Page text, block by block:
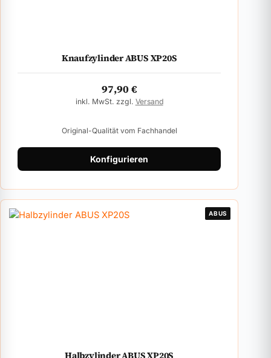
Knaufzylinder ABUS XP20S
97,90€
inkl. MwSt. zzgl. Versand
Original-Qualität vom Fachhandel
Konfigurieren
ABUS